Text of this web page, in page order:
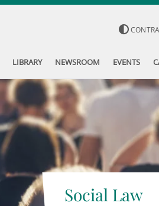
LIBRARY NEWSROOM EVENTS
Social Law